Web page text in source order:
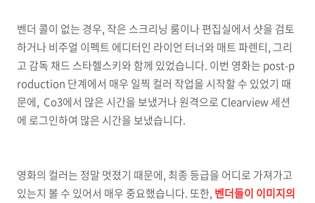
벤더 콜이 없는 경우, 작은 스크리닝 룸이나 편집실에서 샷을 검토
하거나 비주얼 이펙트 에디터인 라이언 터너와 매트 파렌티, 그리
고 감독 채드 스타헬스키와 함께 있었습니다. 이번 영화는 post-p
roduction 단계에서 매우 일찍 컬러 작업을 시작할 수 있었기 때
문에, Co3에서 많은 시간을 보냈거나 원격으로 Clearview 세션
에 로그인하여 많은 시간을 보냈습니다.
영화의 컬러는 정말 멋졌기 때문에, 최종 등급을 어디로 가져가고
있는지 볼 수 있어서 매우 중요했습니다. 또한, 벤더들이 이미지의